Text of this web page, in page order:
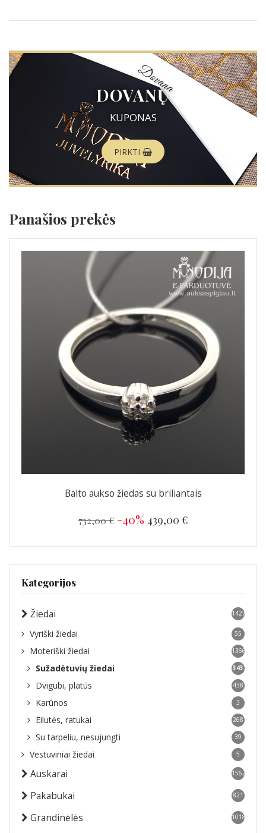
DOVANŲ
KUPONAS
PIRKTI
Panašios prekės
Balto aukso žiedas su briliantais
732,00 € -40% 439,00 €
Kategorijos
Žiedai 1427
Vyriški žiedai 55
Moteriški žiedai 1366
Sužadėtuvių žiedai 343
Dvigubi, platūs 438
Karūnos 3
Eilutės, ratukai 268
Su tarpeliu, nesujungti 39
Vestuviniai žiedai 5
Auskarai 1562
Pakabukai 821
Grandinėlės 1018